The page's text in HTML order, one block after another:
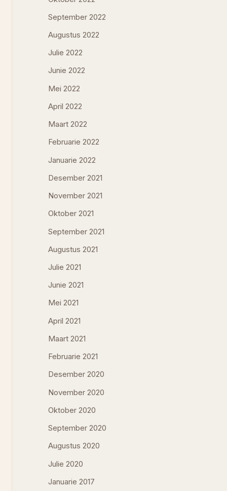
September 2022
Augustus 2022
Julie 2022
Junie 2022
Mei 2022
April 2022
Maart 2022
Februarie 2022
Januarie 2022
Desember 2021
November 2021
Oktober 2021
September 2021
Augustus 2021
Julie 2021
Junie 2021
Mei 2021
April 2021
Maart 2021
Februarie 2021
Desember 2020
November 2020
Oktober 2020
September 2020
Augustus 2020
Julie 2020
Januarie 2017